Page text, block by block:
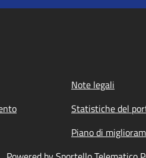
Note legali
Statistiche del
Piano di